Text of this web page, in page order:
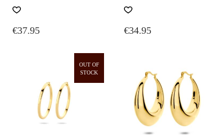
€37.95 €34.95
OUT OF
STOCK